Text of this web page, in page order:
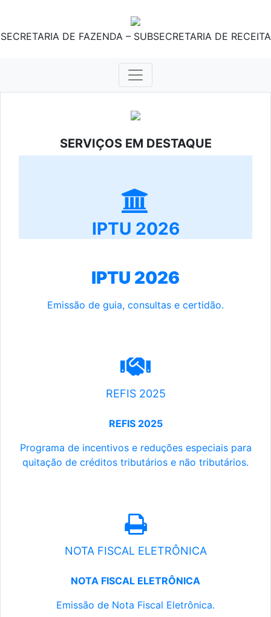
SECRETARIA DE FAZENDA – SUBSECRETARIA DE RECEITA
SERVIÇOS EM DESTAQUE
IPTU 2026
IPTU 2026
Emissão de guia, consultas e certidão.
REFIS 2025
REFIS 2025
Programa de incentivos e reduções especiais para
quitação de créditos tributários e não tributários.
NOTA FISCAL ELETRÔNICA
NOTA FISCAL ELETRÔNICA
Emissão de Nota Fiscal Eletrônica.